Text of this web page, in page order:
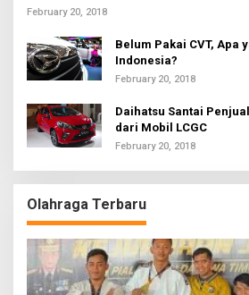
February 20, 2018
Belum Pakai CVT, Apa
Indonesia?
February 20, 2018
Daihatsu Santai
dari Mobil LCGC
February 20, 2018
Olahraga Terbaru